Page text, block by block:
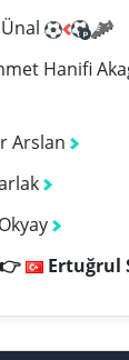
Hanifi
Arslan
Ertuğrul